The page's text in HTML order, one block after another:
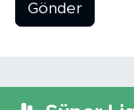
Gönder